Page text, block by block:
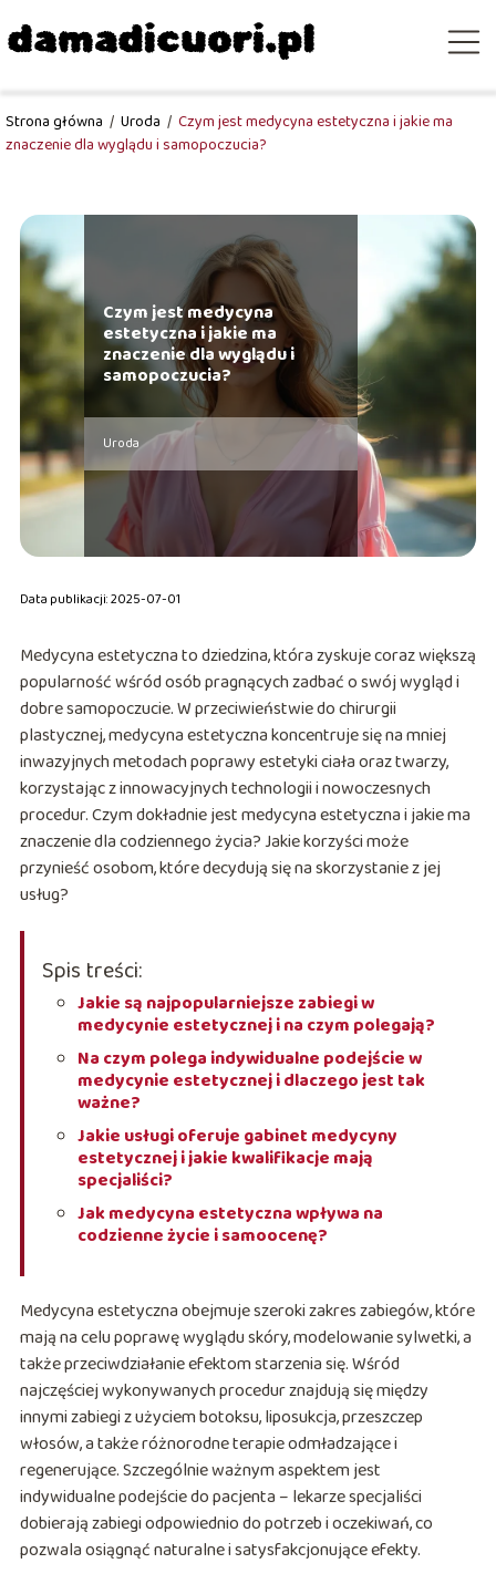
Strona główna / Uroda / Czym jest medycyna estetyczna i jakie ma
znaczenie dla wyglądu i samopoczucia?
Czym jest medycyna
estetyczna i jakie ma
znaczenie dla wyglądu i
samopoczucia?
Uroda
Data publikacji: 2025-07-01
Medycyna estetyczna to dziedzina, która zyskuje coraz większą
popularność wśród osób pragnących zadbać o swój wygląd i
dobre samopoczucie. W przeciwieństwie do chirurgii
plastycznej, medycyna estetyczna koncentruje się na mniej
inwazyjnych metodach poprawy estetyki ciała oraz twarzy,
korzystając z innowacyjnych technologii i nowoczesnych
procedur. Czym dokładnie jest medycyna estetyczna i jakie ma
znaczenie dla codziennego życia? Jakie korzyści może
przynieść osobom, które decydują się na skorzystanie z jej
usług?
Spis treści:
Jakie są najpopularniejsze zabiegi w
medycynie estetycznej i na czym polegają?
Na czym polega indywidualne podejście w
medycynie estetycznej i dlaczego jest tak
ważne?
Jakie usługi oferuje gabinet medycyny
estetycznej i jakie kwalifikacje mają
specjaliści?
Jak medycyna estetyczna wpływa na
codzienne życie i samoocenę?
Medycyna estetyczna obejmuje szeroki zakres zabiegów, które
mają na celu poprawę wyglądu skóry, modelowanie sylwetki, a
także przeciwdziałanie efektom starzenia się. Wśród
najczęściej wykonywanych procedur znajdują się między
innymi zabiegi z użyciem botoksu, liposukcja, przeszczep
włosów, a także różnorodne terapie odmładzające i
regenerujące. Szczególnie ważnym aspektem jest
indywidualne podejście do pacjenta – lekarze specjaliści
dobierają zabiegi odpowiednio do potrzeb i oczekiwań, co
pozwala osiągnąć naturalne i satysfakcjonujące efekty.